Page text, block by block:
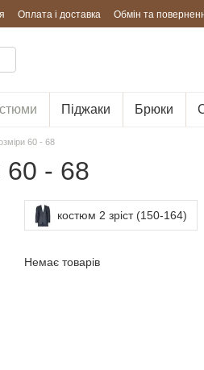
Оплата і доставка Обмін та
Піджаки Брюки
60 - 68
60 - 68
костюм 2 зріст (150-164)
Немає товарів